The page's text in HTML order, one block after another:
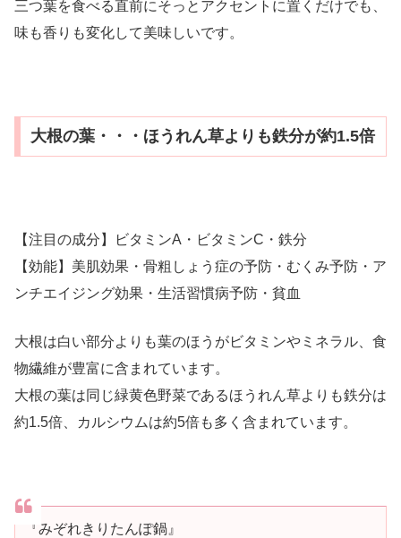
三つ葉を食べる直前にそっとアクセントに置くだけでも、
味も香りも変化して美味しいです。
大根の葉・・・ほうれん草よりも鉄分が約1.5倍
【注目の成分】ビタミンA・ビタミンC・鉄分
【効能】美肌効果・骨粗しょう症の予防・むくみ予防・ア
ンチエイジング効果・生活習慣病予防・貧血
大根は白い部分よりも葉のほうがビタミンやミネラル、食
物繊維が豊富に含まれています。
大根の葉は同じ緑黄色野菜であるほうれん草よりも鉄分は
約1.5倍、カルシウムは約5倍も多く含まれています。
『みぞれきりたんぽ鍋』